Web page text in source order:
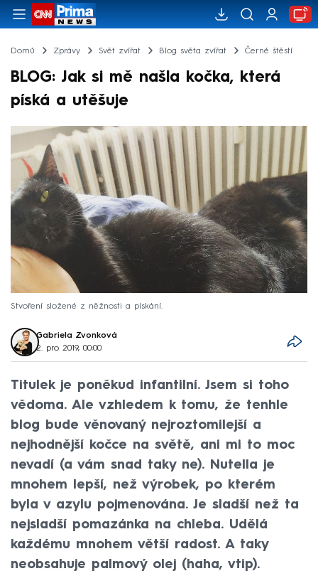
Domů Zprávy Svět zvířat Blog světa zvířat Černé štěstí
BLOG: Jak si mě našla kočka, která
píská a utěšuje
Stvoření složené z něžnosti a pískání.
Gabriela Zvonková
2. pro 2019, 00:00
Titulek je poněkud infantilní. Jsem si toho
vědoma. Ale vzhledem k tomu, že tenhle
blog bude věnovaný nejroztomilejší a
nejhodnější kočce na světě, ani mi to moc
nevadí (a vám snad taky ne). Nutella je
mnohem lepší, než výrobek, po kterém
byla v azylu pojmenována. Je sladší než ta
nejsladší pomazánka na chleba. Udělá
každému mnohem větší radost. A taky
neobsahuje palmový olej (haha, vtip).